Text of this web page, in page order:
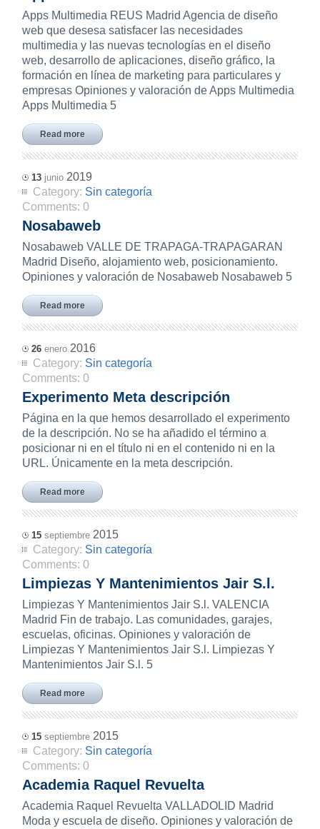
Apps Multimedia REUS Madrid Agencia de diseño
web que desesa satisfacer las necesidades
multimedia y las nuevas tecnologías en el diseño
web, desarrollo de aplicaciones, diseño gráfico, la
formación en línea de marketing para particulares y
empresas Opiniones y valoración de Apps Multimedia
Apps Multimedia 5
Read more
13 junio 2019
Category: Sin categoría
Comments:0
Nosabaweb
Nosabaweb VALLE DE TRAPAGA-TRAPAGARAN
Madrid Diseño, alojamiento web, posicionamiento.
Opiniones y valoración de Nosabaweb Nosabaweb 5
Read more
26 enero 2016
Category: Sin categoría
Comments:0
Experimento Meta descripción
Página en la que hemos desarrollado el experimento
de la descripción. No se ha añadido el término a
posicionar ni en el título ni en el contenido ni en la
URL. Únicamente en la meta descripción.
Read more
15 septiembre 2015
Category: Sin categoría
Comments:0
Limpiezas Y Mantenimientos Jair S.l.
Limpiezas Y Mantenimientos Jair S.l. VALENCIA
Madrid Fin de trabajo. Las comunidades, garajes,
escuelas, oficinas. Opiniones y valoración de
Limpiezas Y Mantenimientos Jair S.l. Limpiezas Y
Mantenimientos Jair S.l. 5
Read more
15 septiembre 2015
Category: Sin categoría
Comments:0
Academia Raquel Revuelta
Academia Raquel Revuelta VALLADOLID Madrid
Moda y escuela de diseño. Opiniones y valoración de